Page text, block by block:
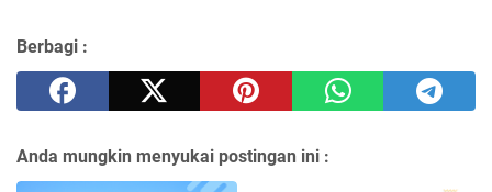
Berbagi :
Anda mungkin menyukai postingan ini :